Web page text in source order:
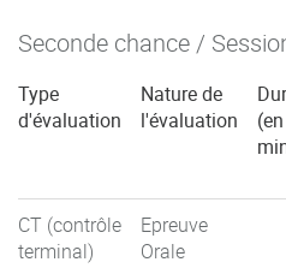
Seconde chance /
Type
d'évaluation
Nature de
l'évaluation
(en
CT (contrôle
terminal)
Epreuve
Orale